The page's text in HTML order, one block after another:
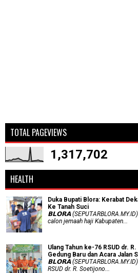
TOTAL PAGEVIEWS
1,317,702
HEALTH
Duka Bupati Blora: Kerabat
Ke Tanah Suci
𝗕𝗟𝗢𝗥𝗔
calon jemaah haji Kabupaten...
Ulang Tahun ke-76 RSUD dr.
Gedung Baru dan Acara Jalan
𝗕𝗟𝗢𝗥𝗔
RSUD dr. R. Soetijono...